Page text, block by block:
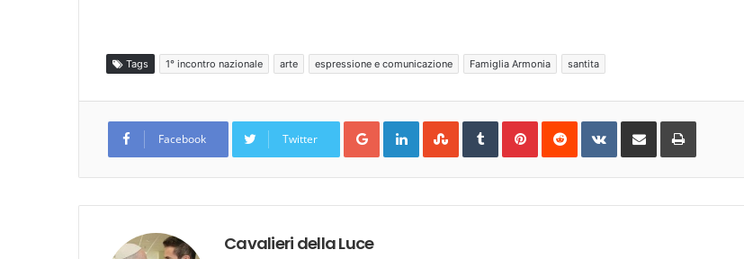
Tags 1° incontro nazionale arte espressione e comunicazione Famiglia Armonia santita
Facebook Twitter
Google+LinkedInStumbleUpon
TumblrPinterestReddit VKontakteShare
Email
Print
Cavalieri della Luce